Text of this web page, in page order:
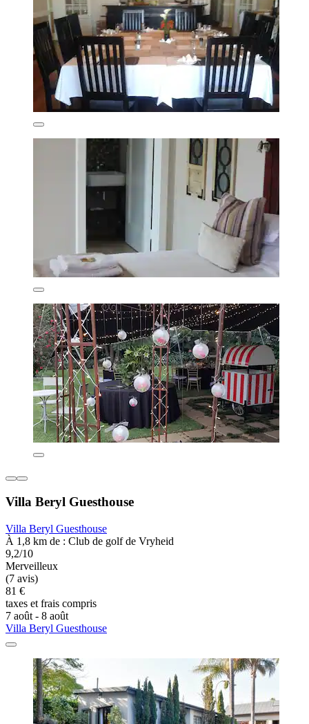
Villa Beryl Guesthouse
Villa Beryl Guesthouse
À 1,8 km de : Club de golf de Vryheid
9,2/10
Merveilleux
(7 avis)
81 €
taxes et frais compris
7 août - 8 août
Villa Beryl Guesthouse